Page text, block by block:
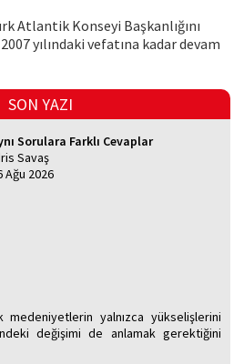
Atlantik Konseyi Başkanlığını
yılındaki vefatına kadar devam
SON YAZI
Sorulara Farklı Cevaplar
Savaş
Ağu 2026
yalnızca yükselişlerini
değişimi de anlamak gerektiğini